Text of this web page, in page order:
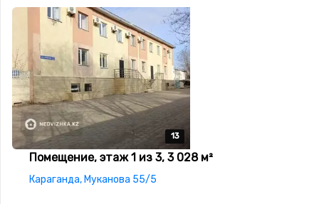
13
13
13
13
13
Помещение, этаж 1 из 3, 3 028 м²
Караганда, Муканова 55/5